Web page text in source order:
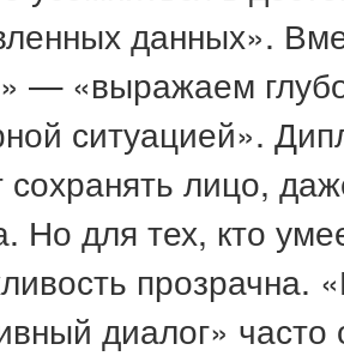
данных».
— «выражаем
ситуацией».
сохранять лицо,
Но для тех, кто
прозрачна.
диалог»